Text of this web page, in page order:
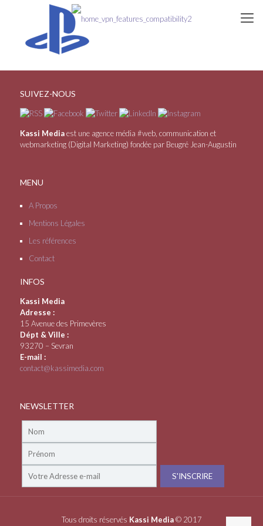
SUIVEZ-NOUS
Kassi Mediaest une agence média #web, communication et
webmarketing (Digital Marketing) fondée par Beugré Jean-Augustin
MENU
A Propos
Mentions Légales
Les références
Contact
INFOS
Kassi Media
Adresse :
15 Avenue des Primevères
Dépt & Ville :
93270 – Sevran
E-mail :
contact@kassimedia.com
NEWSLETTER
Tous droits réservés Kassi Media© 2017